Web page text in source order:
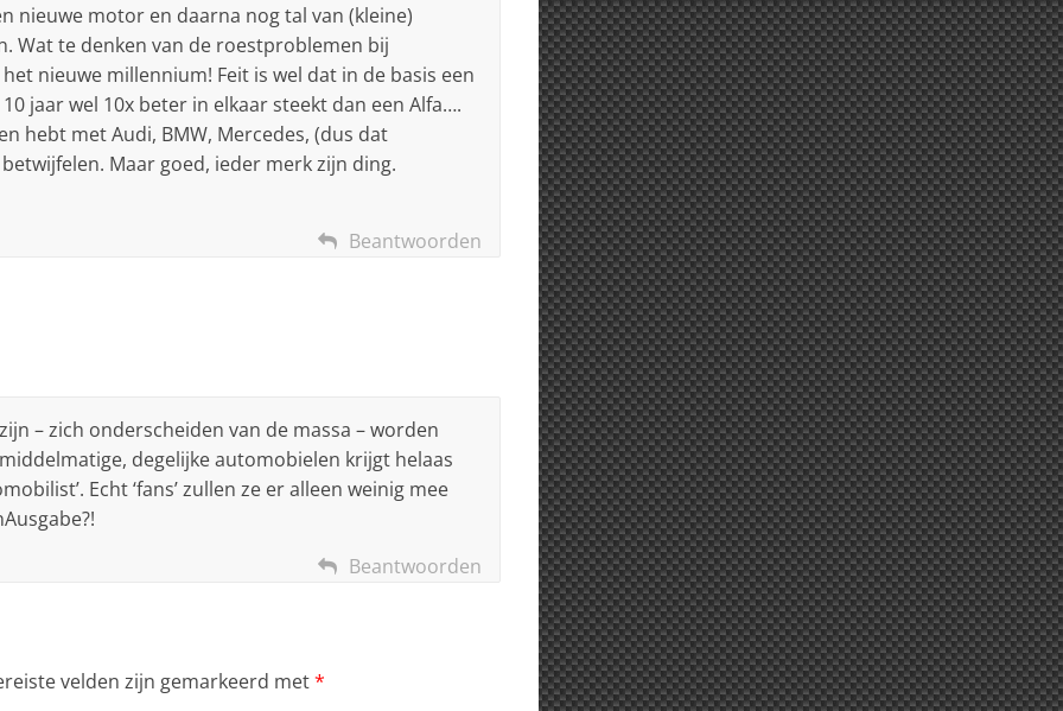
nieuwe motor en daarna nog tal van (kleine)
Wat te denken van de roestproblemen bij
nieuwe millennium! Feit is wel dat in de basis een
jaar wel 10x beter in elkaar steekt dan een Alfa….
hebt met Audi, BMW, Mercedes, (dus dat
Maar goed, ieder merk zijn ding.
Beantwoorden
– zich onderscheiden van de massa – worden
degelijke automobielen krijgt helaas
Echt ‘fans’ zullen ze er alleen weinig mee
Beantwoorden
velden zijn gemarkeerd met*